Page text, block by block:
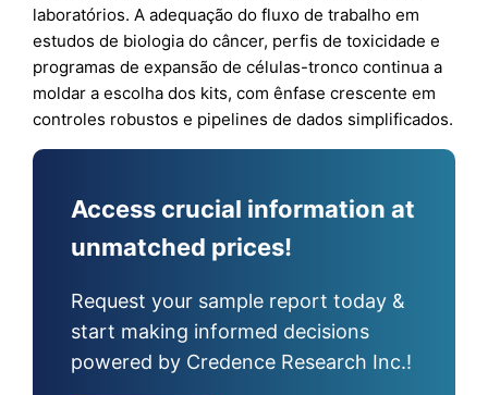
laboratórios. A adequação do fluxo de trabalho em
estudos de biologia do câncer, perfis de toxicidade e
programas de expansão de células-tronco continua a
moldar a escolha dos kits, com ênfase crescente em
controles robustos e pipelines de dados simplificados.
Access crucial information at
unmatched prices!
Request your sample report today &
start making informed decisions
powered by Credence Research Inc.!